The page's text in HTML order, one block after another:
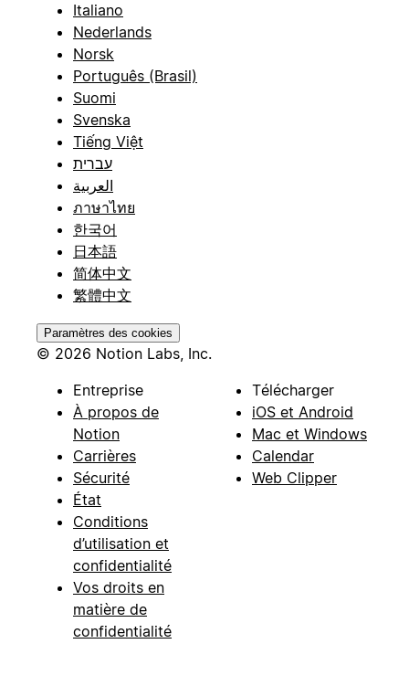
Italiano
Nederlands
Norsk
Português (Brasil)
Suomi
Svenska
Tiếng Việt
עברית
العربية
ภาษาไทย
한국어
日本語
简体中文
繁體中文
Paramètres des cookies
© 2026 Notion Labs, Inc.
Entreprise
À propos de
Notion
Carrières
Sécurité
État
Conditions
d’utilisation et
confidentialité
Vos droits en
matière de
confidentialité
Télécharger
iOS et Android
Mac et Windows
Calendar
Web Clipper